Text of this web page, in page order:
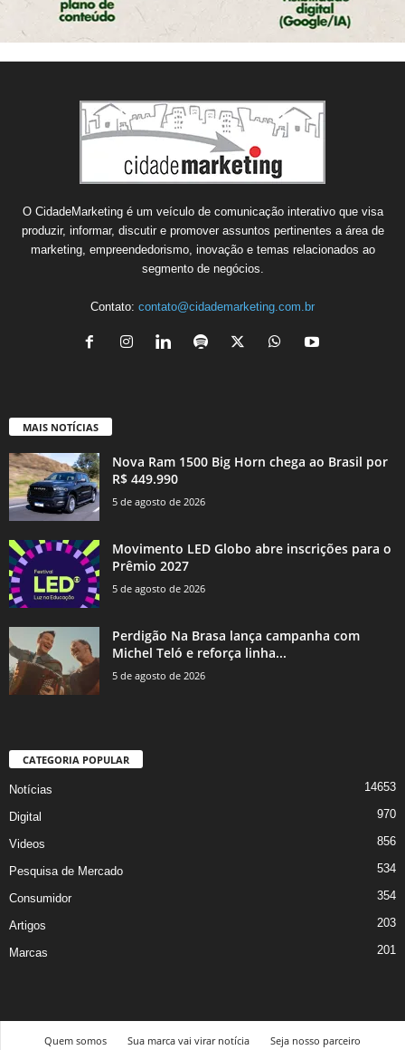
O CidadeMarketing é um veículo de comunicação interativo que visa
produzir, informar, discutir e promover assuntos pertinentes a área de
marketing, empreendedorismo, inovação e temas relacionados ao
segmento de negócios.
Contato: contato@cidademarketing.com.br
MAIS NOTÍCIAS
Nova Ram 1500 Big Horn chega ao Brasil por
R$ 449.990
5 de agosto de 2026
Movimento LED Globo abre inscrições para o
Prêmio 2027
5 de agosto de 2026
Perdigão Na Brasa lança campanha com
Michel Teló e reforça linha...
5 de agosto de 2026
CATEGORIA POPULAR
Notícias 14653
Digital 970
Videos 856
Pesquisa de Mercado 534
Consumidor 354
Artigos 203
Marcas 201
Quem somos Sua marca vai virar notícia Seja nosso parceiro